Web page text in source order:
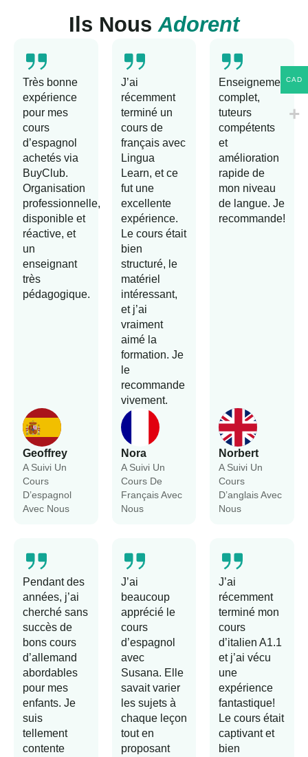
Ils NousAdorent
Geoffrey
A Suivi Un
Cours
D’espagnol
Avec Nous
Très bonne
expérience
pour mes
cours
d’espagnol
achetés via
BuyClub.
Organisation
professionnelle,
disponible et
réactive, et
un
enseignant
très
pédagogique.
Nora
A Suivi Un
Cours De
Français Avec
Nous
J’ai
récemment
terminé un
cours de
français avec
Lingua
Learn, et ce
fut une
excellente
expérience.
Le cours était
bien
structuré, le
matériel
intéressant,
et j’ai
vraiment
aimé la
formation. Je
le
recommande
vivement.
Norbert
A Suivi Un
Cours
D’anglais Avec
Nous
Enseignement
complet,
tuteurs
compétents
et
amélioration
rapide de
mon niveau
de langue. Je
recommande!
Pendant des
années, j’ai
cherché sans
succès de
bons cours
d’allemand
abordables
pour mes
enfants. Je
suis
tellement
contente
J’ai
beaucoup
apprécié le
cours
d’espagnol
avec
Susana. Elle
savait varier
les sujets à
chaque leçon
tout en
proposant
J’ai
récemment
terminé mon
cours
d’italien A1.1
et j’ai vécu
une
expérience
fantastique!
Le cours était
captivant et
bien
CAD